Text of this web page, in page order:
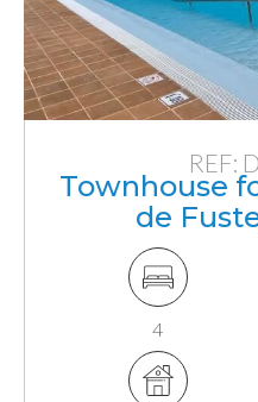
REF:
Townhouse
de
4